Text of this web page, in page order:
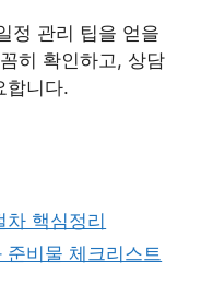
정 관리 팁을 얻을
히 확인하고, 상담
합니다.
차 핵심정리
준비물 체크리스트